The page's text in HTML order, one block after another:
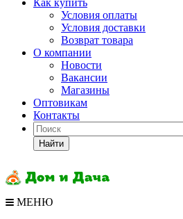
Как купить
Условия оплаты
Условия доставки
Возврат товара
О компании
Новости
Вакансии
Магазины
Оптовикам
Контакты
Найти
МЕНЮ